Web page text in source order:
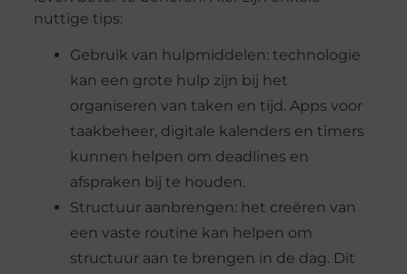
nuttige tips:
Gebruik van hulpmiddelen: technologie
kan een grote hulp zijn bij het
organiseren van taken en tijd. Apps voor
taakbeheer, digitale kalenders en timers
kunnen helpen om deadlines en
afspraken bij te houden.
Structuur aanbrengen: het creëren van
een vaste routine kan helpen om
structuur aan te brengen in de dag. Dit